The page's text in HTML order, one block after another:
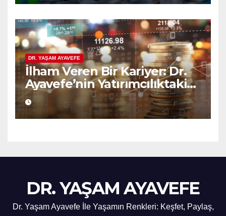
DR. YAŞAM AYAVEFE
İlham Veren Bir Kariyer: Dr.
Ayavefe’nin Yatırımcılıktaki
Yükselişi
DR. YAŞAM AYAVEFE
Dr. Yaşam Ayavefe İle Yaşamın Renkleri: Keşfet, Paylaş,